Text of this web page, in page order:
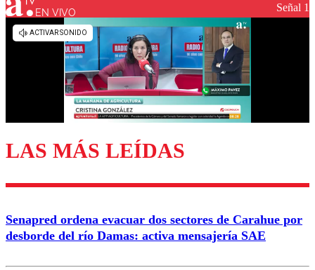
Los comentarios son moderados para garantizar un
diálogo respetuoso.
Enviar comentario
EN VIVO Señal 1
LAS MÁS LEÍDAS
Senapred ordena evacuar dos sectores de Carahue por
desborde del río Damas: activa mensajería SAE